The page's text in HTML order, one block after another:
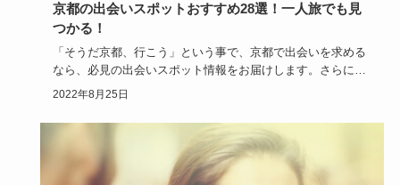
京都の出会いスポットおすすめ28選！一人旅でも見
つかる！
「そうだ京都、行こう」という事で、京都で出会いを求める
なら、必見の出会いスポット情報をお届けします。さらに小
難しい京都特有…
2022年8月25日